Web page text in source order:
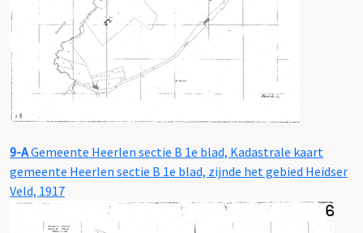
9-AGemeente Heerlen sectie B 1e blad, Kadastrale kaart
gemeente Heerlen sectie B 1e blad, zijnde het gebied Heidser
Veld, 1917